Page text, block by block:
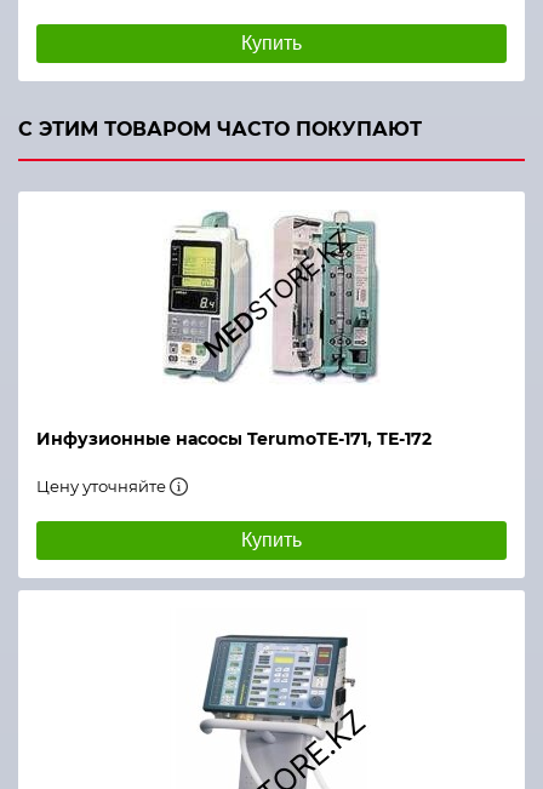
Купить
С ЭТИМ ТОВАРОМ ЧАСТО ПОКУПАЮТ
Инфузионные насосы TerumoТЕ-171, ТЕ-172
Цену уточняйте
Купить